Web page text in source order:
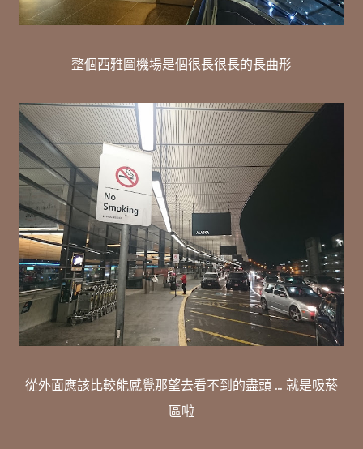
整個西雅圖機場是個很長很長的長曲形
從外面應該比較能感覺那望去看不到的盡頭 ... 就是吸菸
區啦